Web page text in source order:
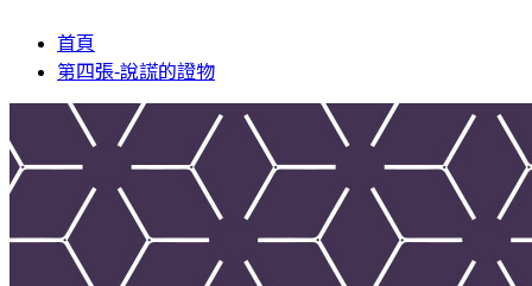
首頁
第四張-說謊的證物